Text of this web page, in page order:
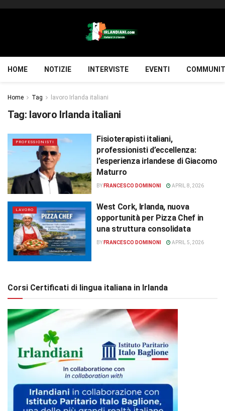
HOME NOTIZIE INTERVISTE EVENTI
Home Tag lavoro Irlanda italiani
Tag: lavoro Irlanda italiani
PROFESSIONISTI
Fisioterapisti italiani,
professionisti d’eccellenza:
l’esperienza irlandese di Giacomo
Maturro
BY FRANCESCO DOMINONI APRIL 8, 2026
LAVORO
West Cork, Irlanda, nuova
opportunità per Pizza Chef in
una struttura consolidata
BY FRANCESCO DOMINONI APRIL 5, 2026
Corsi Certificati di lingua italiana in Irlanda